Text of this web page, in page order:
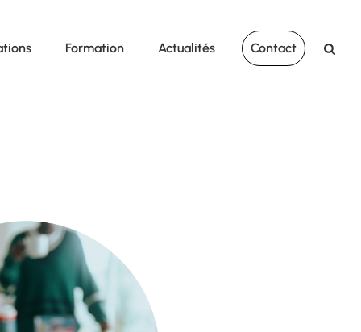
Formation Actualités Contact